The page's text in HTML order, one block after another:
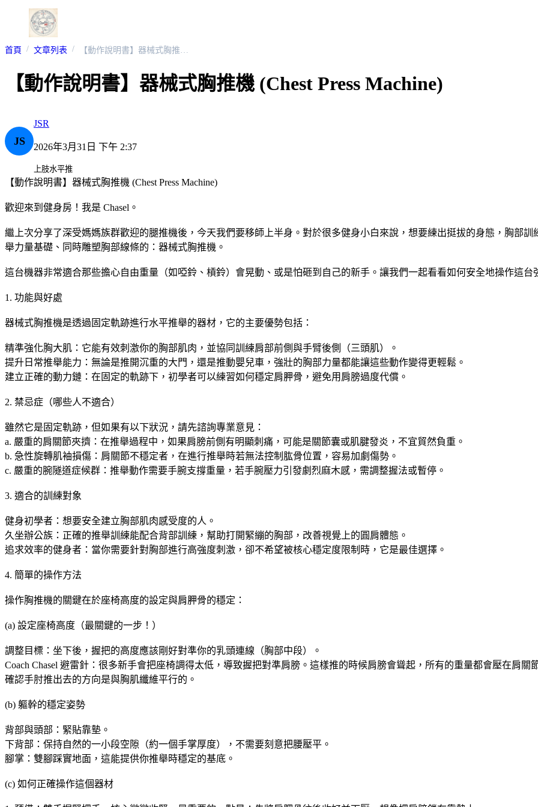
首頁 文章列表 【動作說明書】器械式胸推機 (Chest Press Machine)
【動作說明書】器械式胸推機 (Chest Press Machine)
JS
JSR
2026年3月31日 下午 2:37
上肢水平推
【動作說明書】器械式胸推機 (Chest Press Machine)
歡迎來到健身房！我是 Chasel。
繼上次分享了深受媽媽族群歡迎的腿推機後，今天我們要移師上半身。對於很多健身小白來說，想要練出挺拔的身態，胸部
舉力量基礎、同時雕塑胸部線條的：器械式胸推機。
這台機器非常適合那些擔心自由重量（如啞鈴、槓鈴）會晃動、或是怕砸到自己的新手。讓我們一起看看如何安全地操作這台
1. 功能與好處
器械式胸推機是透過固定軌跡進行水平推舉的器材，它的主要優勢包括：
精準強化胸大肌：它能有效刺激你的胸部肌肉，並協同訓練肩部前側與手臂後側（三頭肌）。
提升日常推舉能力：無論是推開沉重的大門，還是推動嬰兒車，強壯的胸部力量都能讓這些動作變得更輕鬆。
建立正確的動力鏈：在固定的軌跡下，初學者可以練習如何穩定肩胛骨，避免用肩膀過度代償。
2. 禁忌症（哪些人不適合）
雖然它是固定軌跡，但如果有以下狀況，請先諮詢專業意見：
a. 嚴重的肩關節夾擠：在推舉過程中，如果肩膀前側有明顯刺痛，可能是關節囊或肌腱發炎，不宜貿然負重。
b. 急性旋轉肌袖損傷：肩關節不穩定者，在進行推舉時若無法控制肱骨位置，容易加劇傷勢。
c. 嚴重的腕隧道症候群：推舉動作需要手腕支撐重量，若手腕壓力引發劇烈麻木感，需調整握法或暫停。
3. 適合的訓練對象
健身初學者：想要安全建立胸部肌肉感受度的人。
久坐辦公族：正確的推舉訓練能配合背部訓練，幫助打開緊繃的胸部，改善視覺上的圓肩體態。
追求效率的健身者：當你需要針對胸部進行高強度刺激，卻不希望被核心穩定度限制時，它是最佳選擇。
4. 簡單的操作方法
操作胸推機的關鍵在於座椅高度的設定與肩胛骨的穩定：
(a) 設定座椅高度（最關鍵的一步！）
調整目標：坐下後，握把的高度應該剛好對準你的乳頭連線（胸部中段）。
Coach Chasel 避雷針：很多新手會把座椅調得太低，導致握把對準肩膀。這樣推的時候肩膀會聳起，所有的重量都會壓在肩
確認手肘推出去的方向是與胸肌纖維平行的。
(b) 軀幹的穩定姿勢
背部與頭部：緊貼靠墊。
下背部：保持自然的一小段空隙（約一個手掌厚度），不需要刻意把腰壓平。
腳掌：雙腳踩實地面，這能提供你推舉時穩定的基底。
(c) 如何正確操作這個器材